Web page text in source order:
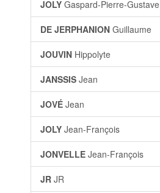
JOLY Gaspard-Pierre-Gustave
DE JERPHANION Guillaume
JOUVIN Hippolyte
JANSSIS Jean
JOVÉ Jean
JOLY Jean-François
JONVELLE Jean-François
JR JR